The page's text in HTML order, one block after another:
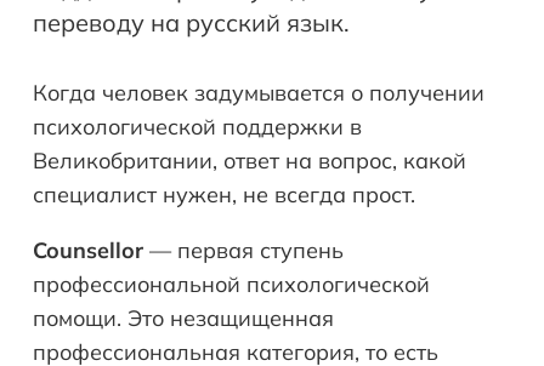
переводу на русский язык.
Когда человек задумывается о получении
психологической поддержки в
Великобритании, ответ на вопрос, какой
специалист нужен, не всегда прост.
Counsellor — первая ступень
профессиональной психологической
помощи. Это незащищенная
профессиональная категория, то есть